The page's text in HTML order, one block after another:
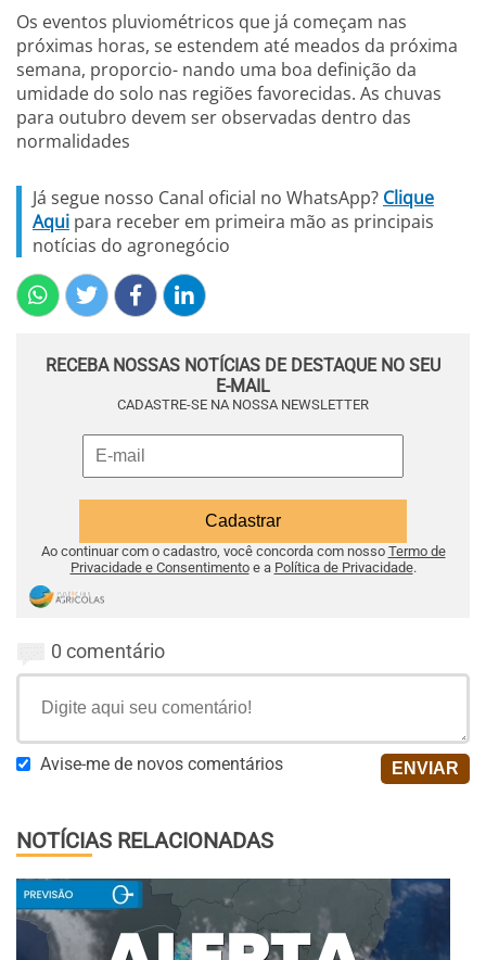
Os eventos pluviométricos que já começam nas
próximas horas, se estendem até meados da próxima
semana, proporcio- nando uma boa definição da
umidade do solo nas regiões favorecidas. As chuvas
para outubro devem ser observadas dentro das
normalidades
Já segue nosso Canal oficial no WhatsApp? Clique
Aqui para receber em primeira mão as principais
notícias do agronegócio
RECEBA NOSSAS NOTÍCIAS DE DESTAQUE NO SEU
E-MAIL
CADASTRE-SE NA NOSSA NEWSLETTER
Ao continuar com o cadastro, você concorda com nosso Termo de
Privacidade e Consentimentoe a Política de Privacidade.
0 comentário
Avise-me de novos comentários
NOTÍCIAS RELACIONADAS